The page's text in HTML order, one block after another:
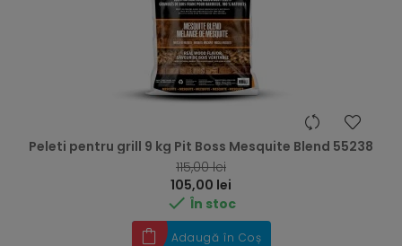
Peleti pentru grill 9 kg Pit Boss Mesquite Blend 55238
115,00 lei
105,00 lei
 În stoc
Adaugă în Coș